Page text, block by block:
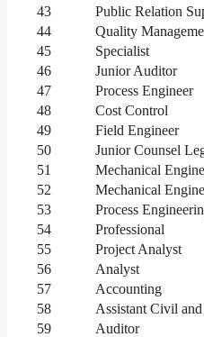
43
Public Relation
44
Quality
45
Specialist
46
Junior Auditor
47
Process Engineer
48
Cost Control
49
Field Engineer
50
Junior Counsel
51
Mechanical
52
Mechanical
53
Process
54
Professional
55
Project Analyst
56
Analyst
57
Accounting
58
Assistant Civil
59
Auditor